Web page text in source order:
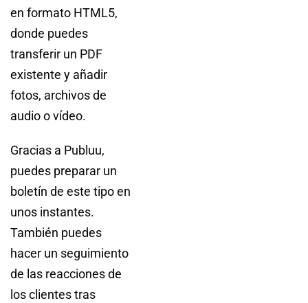
en formato HTML5,
donde puedes
transferir un PDF
existente y añadir
fotos, archivos de
audio o vídeo.
Gracias a Publuu,
puedes preparar un
boletín de este tipo en
unos instantes.
También puedes
hacer un seguimiento
de las reacciones de
los clientes tras